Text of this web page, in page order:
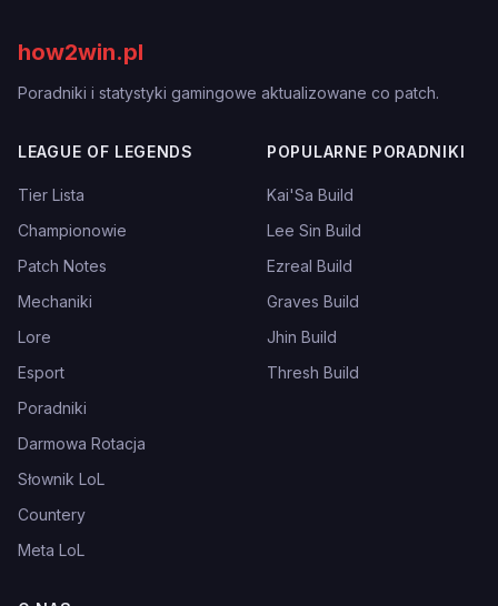
how2win.pl
Poradniki i statystyki gamingowe aktualizowane co patch.
LEAGUE OF LEGENDS
Tier Lista
Championowie
Patch Notes
Mechaniki
Lore
Esport
Poradniki
Darmowa Rotacja
Słownik LoL
Countery
Meta LoL
POPULARNE PORADNIKI
Kai'Sa Build
Lee Sin Build
Ezreal Build
Graves Build
Jhin Build
Thresh Build